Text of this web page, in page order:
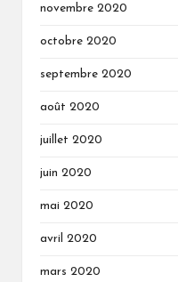
novembre 2020
octobre 2020
septembre 2020
août 2020
juillet 2020
juin 2020
mai 2020
avril 2020
mars 2020